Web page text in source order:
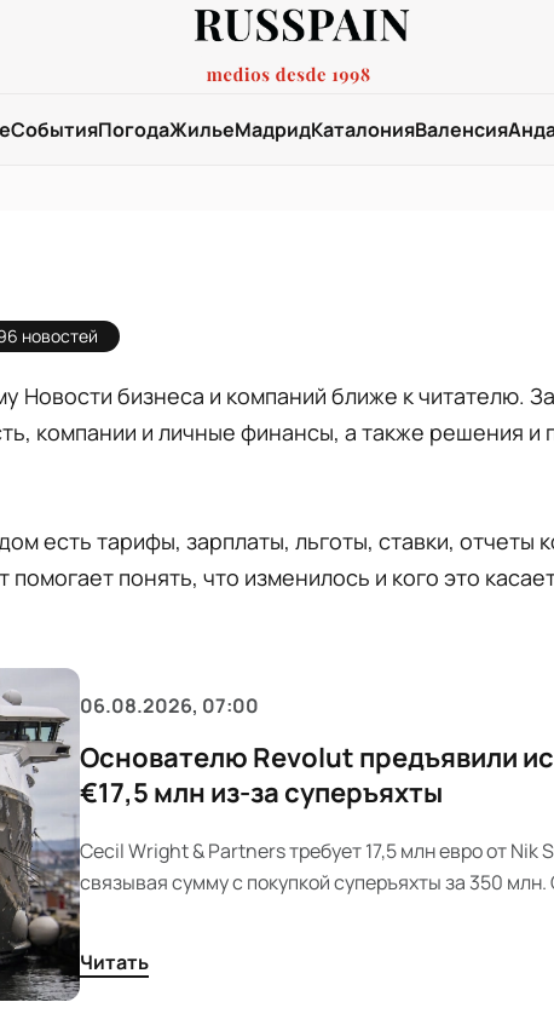
СобытияПогодаЖильеМадридКаталонияВаленсия
новостей
Новости бизнеса и компаний ближе к читателю. За
компании и личные финансы, а также решения и
есть тарифы, зарплаты, льготы, ставки, отчеты
понять, что изменилось и кого это
06.08.2026, 07:00
Основателю Revolut предъявили
€17,5 млн из-за суперъяхты
Cecil Wright & Partners требует 17,5 млн евро от Nik
связывая сумму с покупкой суперъяхты за 350
Читать